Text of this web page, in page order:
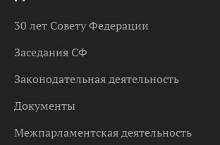
30 лет Совету Федерации
Заседания СФ
Законодательная деятельность
Документы
Межпарламентская деятельность